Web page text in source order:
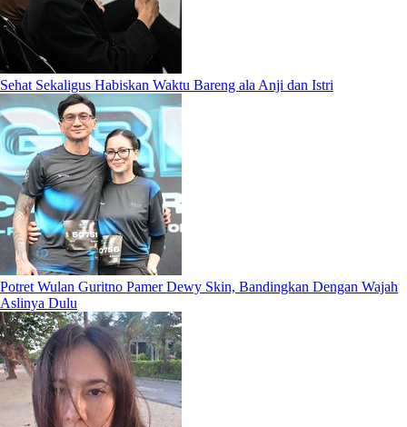
Sehat Sekaligus Habiskan Waktu Bareng ala Anji dan Istri
Potret Wulan Guritno Pamer Dewy Skin, Bandingkan Dengan Wajah
Aslinya Dulu